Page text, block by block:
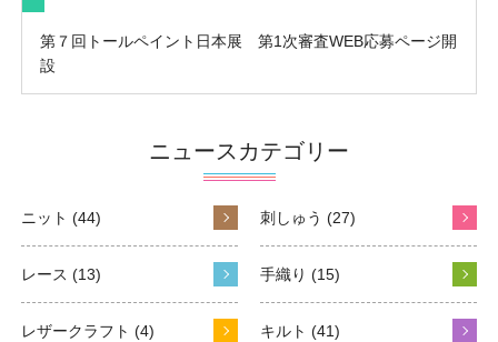
第７回トールペイント日本展 第1次審査WEB応募ページ開
設
ニュースカテゴリー
ニット (44) 刺しゅう (27)
レース (13) 手織り (15)
レザークラフト (4) キルト (41)